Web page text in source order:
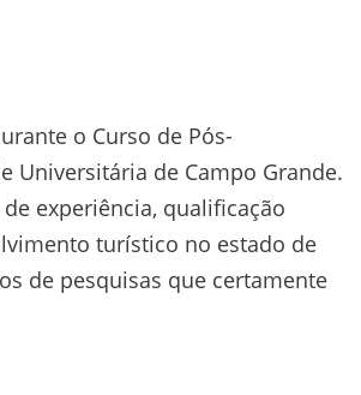
o Curso de Pós-
Universitária de Campo Grande.
experiência, qualificação
turístico no estado de
de pesquisas que certamente